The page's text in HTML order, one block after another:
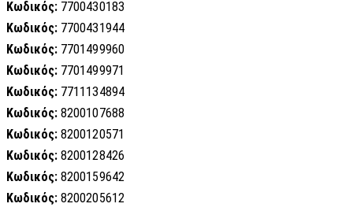
Κωδικός: 7700430183
Κωδικός: 7700431944
Κωδικός: 7701499960
Κωδικός: 7701499971
Κωδικός: 7711134894
Κωδικός: 8200107688
Κωδικός: 8200120571
Κωδικός: 8200128426
Κωδικός: 8200159642
Κωδικός: 8200205612